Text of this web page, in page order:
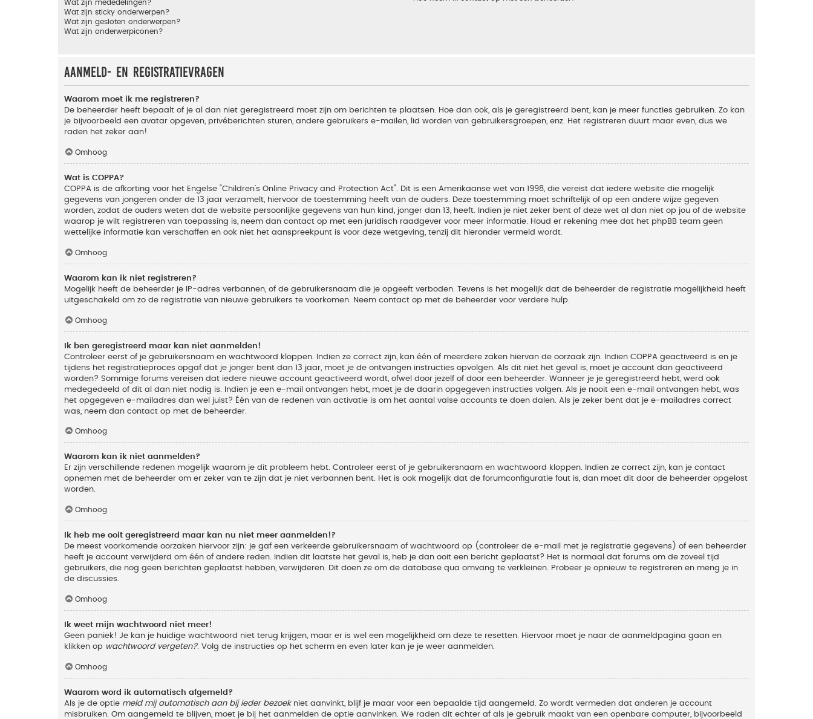
Wat zijn mededelingen?
Wat zijn sticky onderwerpen?
Wat zijn gesloten onderwerpen?
Wat zijn onderwerpiconen?
Aanmeld- en registratievragen
Waarom moet ik me registreren?
De beheerder heeft bepaalt of je al dan niet geregistreerd moet zijn om berichten te plaatsen. Hoe dan ook, als je geregistreerd bent, kan je meer functies gebruiken. Zo kan
je bijvoorbeeld een avatar opgeven, privéberichten sturen, andere gebruikers e-mailen, lid worden van gebruikersgroepen, enz. Het registreren duurt maar even, dus we
raden het zeker aan!
Omhoog
Wat is COPPA?
COPPA is de afkorting voor het Engelse "Children’s Online Privacy and Protection Act". Dit is een Amerikaanse wet van 1998, die vereist dat iedere website die mogelijk
gegevens van jongeren onder de 13 jaar verzamelt, hiervoor de toestemming heeft van de ouders. Deze toestemming moet schriftelijk of op een andere wijze gegeven
worden, zodat de ouders weten dat de website persoonlijke gegevens van hun kind, jonger dan 13, heeft. Indien je niet zeker bent of deze wet al dan niet op jou of de website
waarop je wilt registreren van toepassing is, neem dan contact op met een juridisch raadgever voor meer informatie. Houd er rekening mee dat het phpBB team geen
wettelijke informatie kan verschaffen en ook niet het aanspreekpunt is voor deze wetgeving, tenzij dit hieronder vermeld wordt.
Omhoog
Waarom kan ik niet registreren?
Mogelijk heeft de beheerder je IP-adres verbannen, of de gebruikersnaam die je opgeeft verboden. Tevens is het mogelijk dat de beheerder de registratie mogelijkheid heeft
uitgeschakeld om zo de registratie van nieuwe gebruikers te voorkomen. Neem contact op met de beheerder voor verdere hulp.
Omhoog
Ik ben geregistreerd maar kan niet aanmelden!
Controleer eerst of je gebruikersnaam en wachtwoord kloppen. Indien ze correct zijn, kan één of meerdere zaken hiervan de oorzaak zijn. Indien COPPA geactiveerd is en je
tijdens het registratieproces opgaf dat je jonger bent dan 13 jaar, moet je de ontvangen instructies opvolgen. Als dit niet het geval is, moet je account dan geactiveerd
worden? Sommige forums vereisen dat iedere nieuwe account geactiveerd wordt, ofwel door jezelf of door een beheerder. Wanneer je je geregistreerd hebt, werd ook
medegedeeld of dit al dan niet nodig is. Indien je een e-mail ontvangen hebt, moet je de daarin opgegeven instructies volgen. Als je nooit een e-mail ontvangen hebt, was
het opgegeven e-mailadres dan wel juist? Één van de redenen van activatie is om het aantal valse accounts te doen dalen. Als je zeker bent dat je e-mailadres correct
was, neem dan contact op met de beheerder.
Omhoog
Waarom kan ik niet aanmelden?
Er zijn verschillende redenen mogelijk waarom je dit probleem hebt. Controleer eerst of je gebruikersnaam en wachtwoord kloppen. Indien ze correct zijn, kan je contact
opnemen met de beheerder om er zeker van te zijn dat je niet verbannen bent. Het is ook mogelijk dat de forumconfiguratie fout is, dan moet dit door de beheerder opgelost
worden.
Omhoog
Ik heb me ooit geregistreerd maar kan nu niet meer aanmelden!?
De meest voorkomende oorzaken hiervoor zijn: je gaf een verkeerde gebruikersnaam of wachtwoord op (controleer de e-mail met je registratie gegevens) of een beheerder
heeft je account verwijderd om één of andere reden. Indien dit laatste het geval is, heb je dan ooit een bericht geplaatst? Het is normaal dat forums om de zoveel tijd
gebruikers, die nog geen berichten geplaatst hebben, verwijderen. Dit doen ze om de database qua omvang te verkleinen. Probeer je opnieuw te registreren en meng je in
de discussies.
Omhoog
Ik weet mijn wachtwoord niet meer!
Geen paniek! Je kan je huidige wachtwoord niet terug krijgen, maar er is wel een mogelijkheid om deze te resetten. Hiervoor moet je naar de aanmeldpagina gaan en
klikken op wachtwoord vergeten?. Volg de instructies op het scherm en even later kan je je weer aanmelden.
Omhoog
Waarom word ik automatisch afgemeld?
Als je de optie meld mij automatisch aan bij ieder bezoekniet aanvinkt, blijf je maar voor een bepaalde tijd aangemeld. Zo wordt vermeden dat anderen je account
misbruiken. Om aangemeld te blijven, moet je bij het aanmelden de optie aanvinken. We raden dit echter af als je gebruik maakt van een openbare computer, bijvoorbeeld